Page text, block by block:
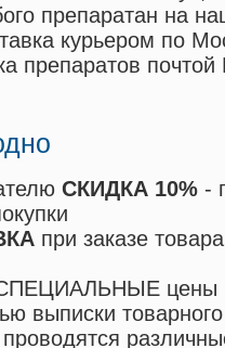
препаратан на
курьером по
препаратов
СКИДКА 10% -
при заказе
цены
выписки
проводятся